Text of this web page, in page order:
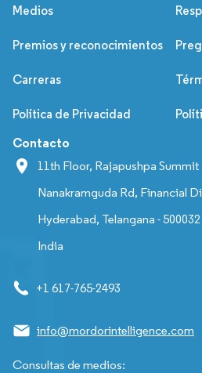
Medios
Premios y reconocimientos
Carreras
Política de Privacidad
Contacto
11th Floor, Rajapushpa Summit
Nanakramguda Rd, Financial
Hyderabad, Telangana - 500032
India
+1 617-765-2493
info@mordorintelligence.com
Consultas de medios: